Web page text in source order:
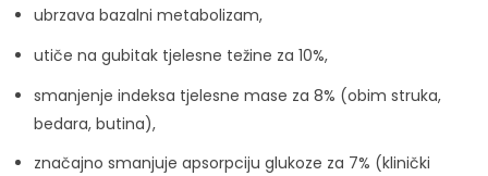
ubrzava bazalni metabolizam,
utiče na gubitak tjelesne težine za 10%,
smanjenje indeksa tjelesne mase za 8% (obim struka,
bedara, butina),
značajno smanjuje apsorpciju glukoze za 7% (klinički